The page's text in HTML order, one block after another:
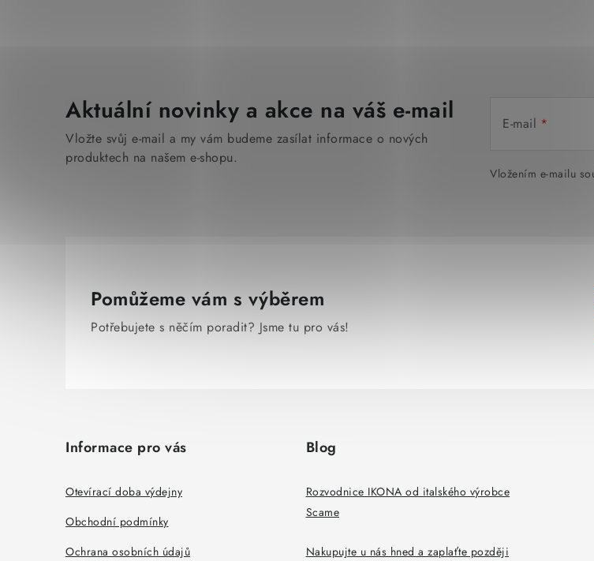
Aktuální novinky a akce na váš e-mail
Vložte svůj e-mail a my vám budeme zasílat informace o nových
produktech na našem e-shopu.
E-mail
Vložením e-mailu
Pomůžeme vám s výběrem
Potřebujete s něčím poradit? Jsme tu pro vás!
Informace pro vás
Otevírací doba výdejny
Obchodní podmínky
Ochrana osobních údajů
Blog
Rozvodnice IKONA od italského výrobce
Scame
Nakupujte u nás hned a zaplaťte později